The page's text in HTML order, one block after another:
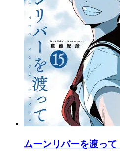
ムーンリバーを渡って